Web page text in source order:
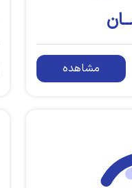
مشاهده